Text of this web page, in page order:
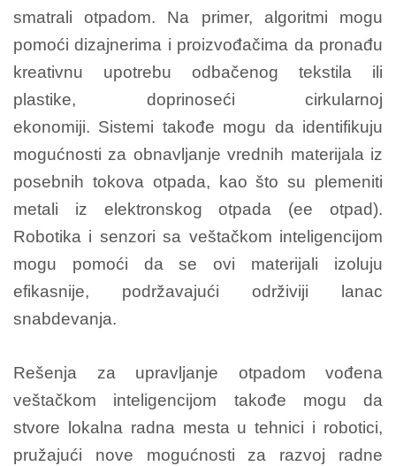
smatrali otpadom. Na primer, algoritmi mogu
pomoći dizajnerima i proizvođačima da pronađu
kreativnu upotrebu odbačenog tekstila ili
plastike, doprinoseći cirkularnoj
ekonomiji. Sistemi takođe mogu da identifikuju
mogućnosti za obnavljanje vrednih materijala iz
posebnih tokova otpada, kao što su plemeniti
metali iz elektronskog otpada (ee otpad).
Robotika i senzori sa veštačkom inteligencijom
mogu pomoći da se ovi materijali izoluju
efikasnije, podržavajući održiviji lanac
snabdevanja.
Rešenja za upravljanje otpadom vođena
veštačkom inteligencijom takođe mogu da
stvore lokalna radna mesta u tehnici i robotici,
pružajući nove mogućnosti za razvoj radne